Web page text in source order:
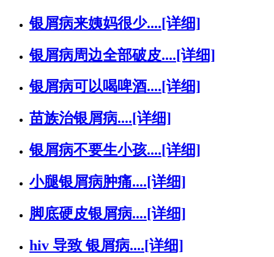
银屑病来姨妈很少....[详细]
银屑病周边全部破皮....[详细]
银屑病可以喝啤酒....[详细]
苗族治银屑病....[详细]
银屑病不要生小孩....[详细]
小腿银屑病肿痛....[详细]
脚底硬皮银屑病....[详细]
hiv 导致 银屑病....[详细]